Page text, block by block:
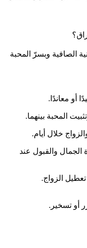
الصافية وبسرّ المحبة
المحبة بينهما.
خلال أيام.
الجمال والقبول عند
الزواج.
أو تسخير.